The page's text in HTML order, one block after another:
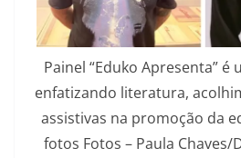
Painel “Eduko Apresenta” é
enfatizando literatura,
assistivas na promoção da
fotos Fotos – Paula Chaves/